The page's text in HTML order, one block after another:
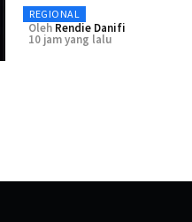
REGIONAL
Oleh Rendie Danifi
10 jam yang lalu